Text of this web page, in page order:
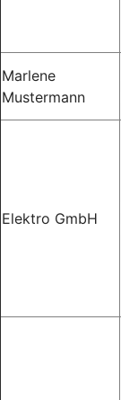
Marlene
Mustermann
Elektro GmbH